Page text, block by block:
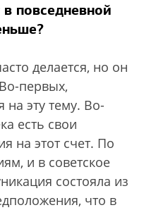
повседневной
делается, но он
первых,
на эту тему. Во-
есть свои
на этот счет. По
и в советское
состояла из
что в